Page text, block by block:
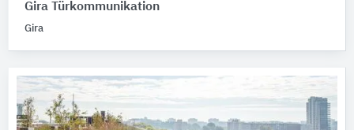
Gira Türkommunikation
Gira